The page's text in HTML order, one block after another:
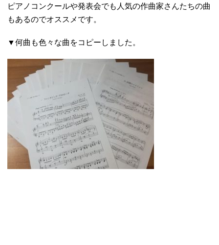
ピアノコンクールや発表会でも人気の作曲家さんたちの曲
もあるのでオススメです。
▼何曲も色々な曲をコピーしました。